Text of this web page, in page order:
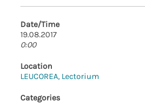
Date/Time
19.08.2017
0:00
Location
LEUCOREA, Lectorium
Categories